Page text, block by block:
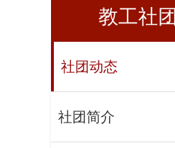
教工社团
社团动态
社团简介